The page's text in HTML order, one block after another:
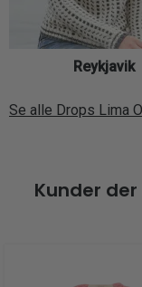
Reykjavik
Kunder